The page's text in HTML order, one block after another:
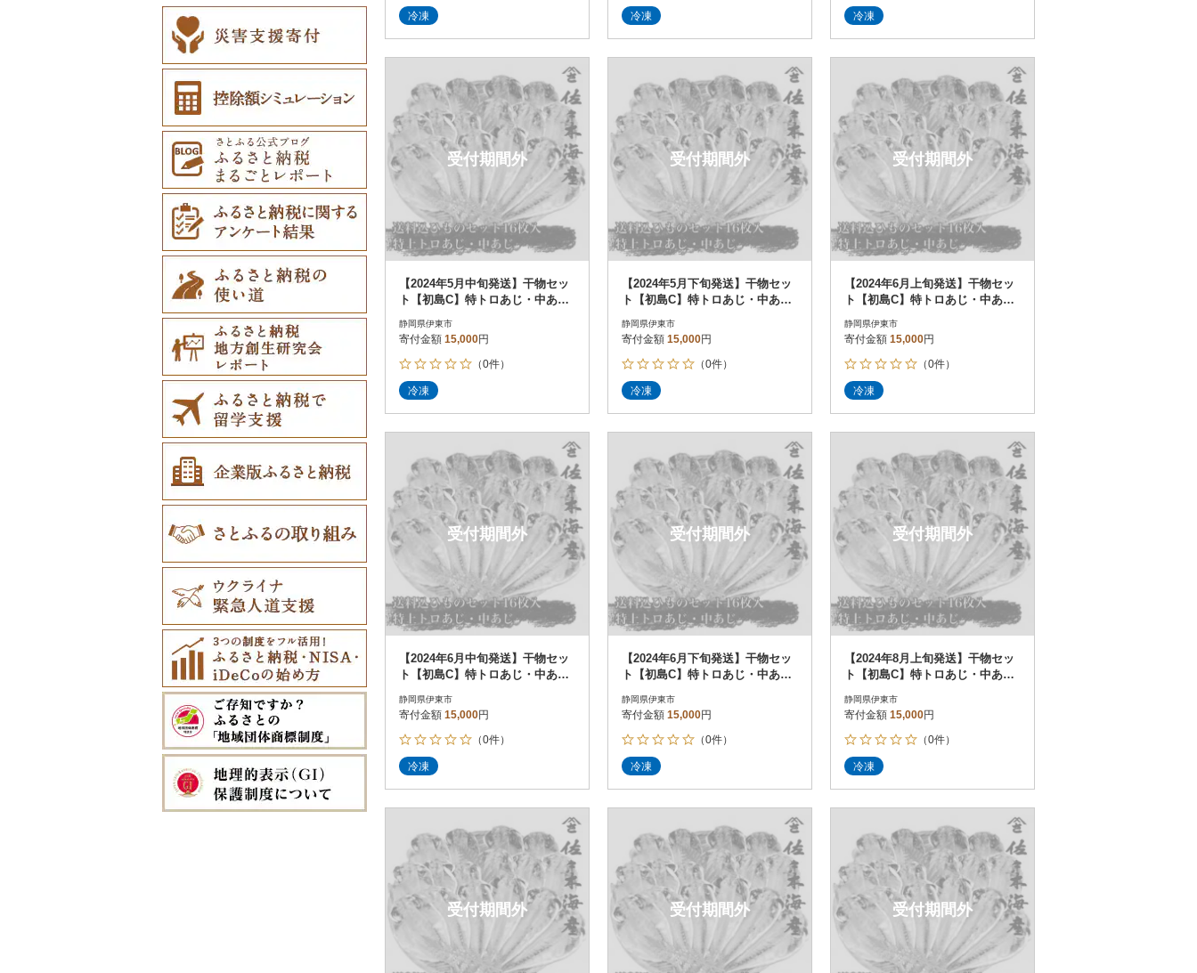
冷凍 冷凍 冷凍
受付期間外
【2024年5月中旬発送】干物セッ
ト【初島C】特トロあじ・中あじ
わせ
静岡県伊東市
寄付金額 15,000円
（0件）
冷凍
受付期間外
【2024年5月下旬発送】干物セッ
ト【初島C】特トロあじ・中あじ
わせ
静岡県伊東市
寄付金額 15,000円
（0件）
冷凍
受付期間外
【2024年6月上旬発送】干物セッ
ト【初島C】特トロあじ・中あじ
わせ
静岡県伊東市
寄付金額 15,000円
（0件）
冷凍
受付期間外
【2024年6月中旬発送】干物セッ
ト【初島C】特トロあじ・中あじ
わせ
静岡県伊東市
寄付金額 15,000円
（0件）
冷凍
受付期間外
【2024年6月下旬発送】干物セッ
ト【初島C】特トロあじ・中あじ
わせ
静岡県伊東市
寄付金額 15,000円
（0件）
冷凍
受付期間外
【2024年8月上旬発送】干物セッ
ト【初島C】特トロあじ・中あじ
わせ
静岡県伊東市
寄付金額 15,000円
（0件）
冷凍
受付期間外 受付期間外 受付期間外